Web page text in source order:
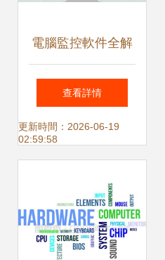
電腦監控軟件全解
析 核心功能助力企
業提升信息安全與
查看詳情
更新時間：2026-06-19
02:59:58